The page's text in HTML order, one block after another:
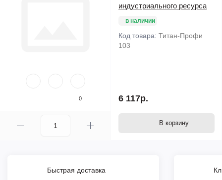
0
индустриального ресурса
в наличии
Код товара: Титан-Профи
103
6 117р.
В корзину
Быстрая доставка